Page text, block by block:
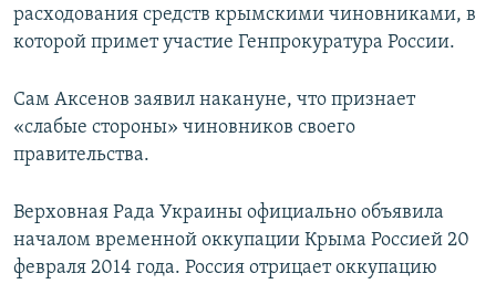
расходования средств крымскими чиновниками, в
которой примет участие Генпрокуратура России.
Сам Аксенов заявил накануне, что признает
«слабые стороны» чиновников своего
правительства.
Верховная Рада Украины официально объявила
началом временной оккупации Крыма Россией 20
февраля 2014 года. Россия отрицает оккупацию